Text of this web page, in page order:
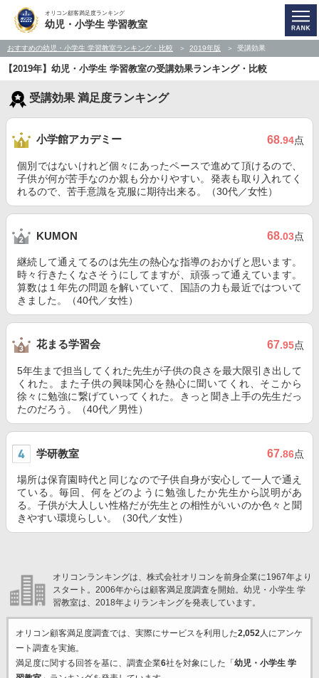
オリコン顧客満足度ランキング
幼児・小学生 学習教室
おすすめの幼児・小学生 学習教室ランキング・比較 2019年版 受講効果
【2019年】幼児・小学生 学習教室の受講効果ランキング・比較
受講効果 満足度ランキング
小学館アカデミー 68.94点
個別ではないけれど個々にあったペースで進めて頂けるので、
子供が何が苦手なのか親も分かりやすい。発表も取り入れてく
れるので、苦手意識を克服に期待出来る。（30代／女性）
KUMON 68.03点
継続して通えてるのは先生の熱心な指導のおかげと思います。
時々行きたくなさそうにしてますが、頑張って通えています。
算数は１年先の問題を解いていて、国語の力も最近ではついて
きました。（40代／女性）
花まる学習会 67.95点
5年生まで担当してくれた先生が子供の良さを最大限引き出して
くれた。また子供の興味関心を熱心に聞いてくれ、そこから
徐々に勉強に繋げていってくれた。きっと聞き上手の先生だっ
たのだろう。（40代／男性）
学研教室 67.86点
場所は保育園時代と同じなので子供自身が安心して一人で通え
ている。毎回、何をどのように勉強したか先生から説明があ
る。子供が大人しい性格だが先生との相性がいいのか色々と聞
きやすい環境らしい。（30代／女性）
オリコンランキングは、株式会社オリコンを前身企業に1967年より
スタート。2006年からは顧客満足度調査を開始。幼児・小学生 学
習教室は、2018年よりランキングを発表しています。
オリコン顧客満足度調査では、実際にサービスを利用した2,052人にアンケ
ート調査を実施。
満足度に関する回答を基に、調査企業6社を対象にした「 幼児・小学生 学